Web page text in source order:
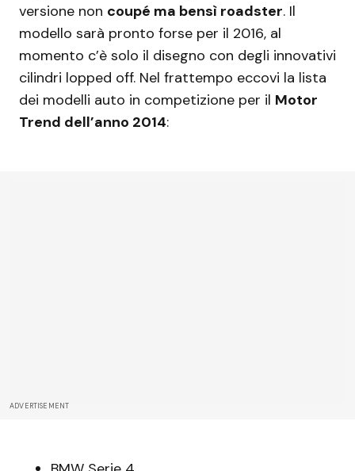
versione non coupé ma bensì roadster. Il
modello sarà pronto forse per il 2016, al
momento c’è solo il disegno con degli innovativi
cilindri lopped off. Nel frattempo eccovi la lista
dei modelli auto in competizione per il Motor
Trend dell’anno 2014:
ADVERTISEMENT